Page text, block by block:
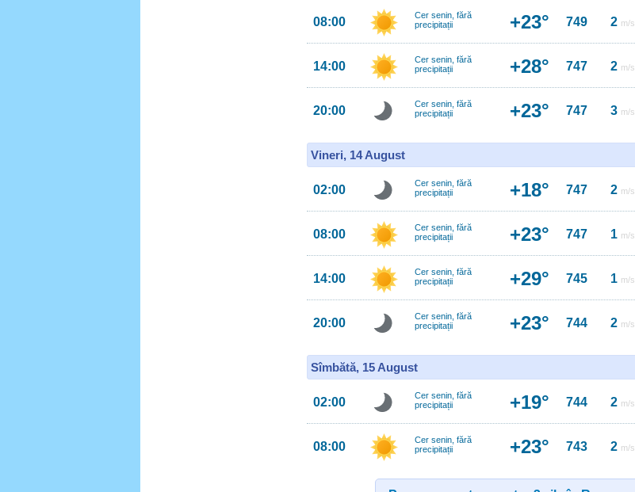
08:00
Cer senin, fără
precipitații
+23° 749 2 m/s
14:00
Cer senin, fără
precipitații
+28° 747 2 m/s
20:00
Cer senin, fără
precipitații
+23° 747 3 m/s
Vineri, 14 August
02:00
Cer senin, fără
precipitații
+18° 747 2 m/s
08:00
Cer senin, fără
precipitații
+23° 747 1 m/s
14:00
Cer senin, fără
precipitații
+29° 745 1 m/s
20:00
Cer senin, fără
precipitații
+23° 744 2 m/s
Sîmbătă, 15 August
02:00
Cer senin, fără
precipitații
+19° 744 2 m/s
08:00
Cer senin, fără
precipitații
+23° 743 2 m/s